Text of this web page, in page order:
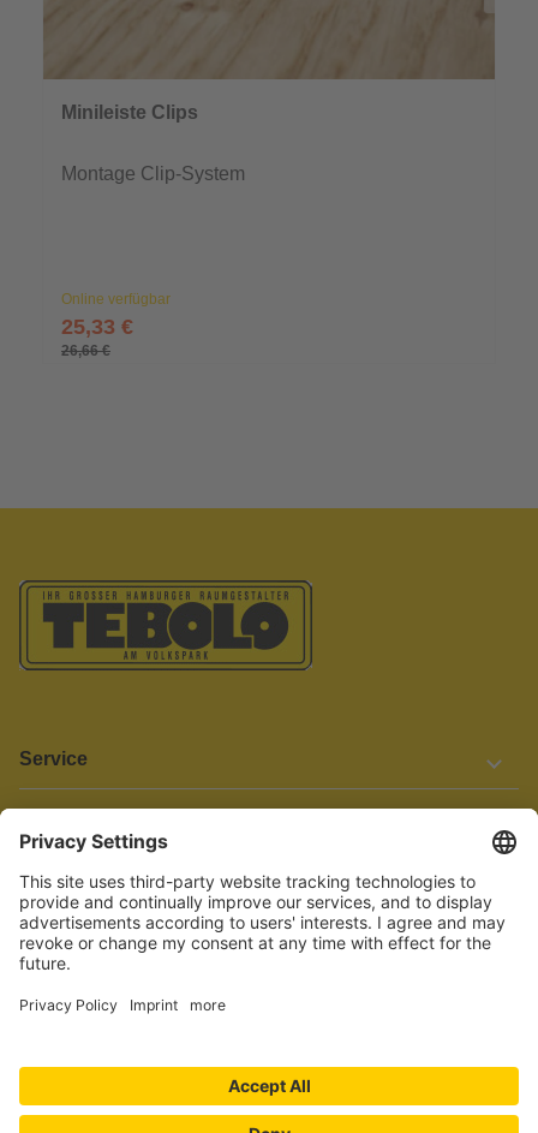
Minileiste Clips
Montage Clip-System
Online verfügbar
25,33 €
26,66 €
Service
Informationen
Barrierefreiheit
Wir bemühen uns, unsere Website barrierefrei zu gestalten.
Einige Inhalte und Funktionen sind derzeit jedoch noch nicht
vollständig zugänglich. Wenn Sie auf Barrieren stoßen oder Hilfe
benötigen, kontaktieren Sie uns bitte unter service[at]knutzen.de.
Vertrag widerrufen
© 2026 TEBOLO